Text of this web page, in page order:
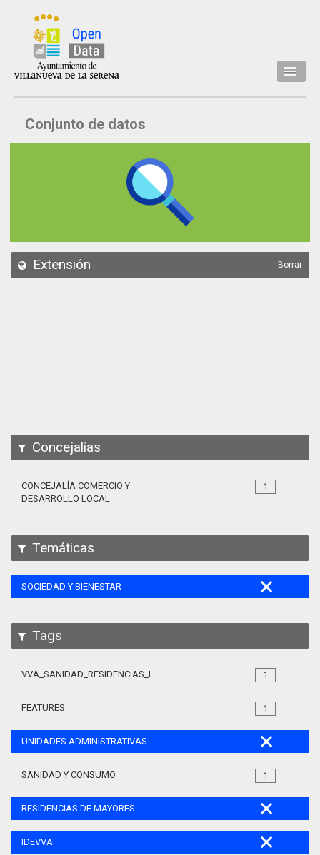
Inicio
Datos
API
Conjunto de datos
Extensión Borrar
Concejalías
1
CONCEJALÍA COMERCIO Y
DESARROLLO LOCAL
Temáticas
SOCIEDAD Y BIENESTAR
Tags
1
VVA_SANIDAD_RESIDENCIAS_MAYORES_105
1
FEATURES
UNIDADES ADMINISTRATIVAS
1
SANIDAD Y CONSUMO
RESIDENCIAS DE MAYORES
IDEVVA